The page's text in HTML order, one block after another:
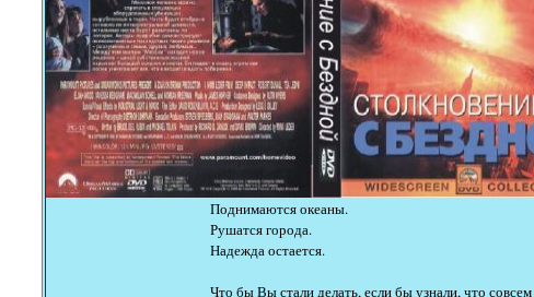
Поднимаются океаны.
Рушатся города.
Надежда остается.
Что бы Вы стали делать, если бы узнали, что